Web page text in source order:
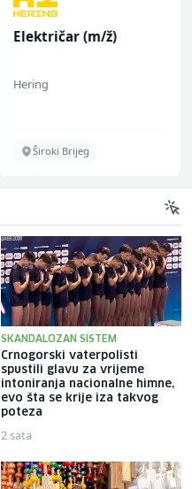
Električar (m/ž)
Hering
Široki Brijeg
SKANDALOZAN SISTEM
Crnogorski vaterpolisti
spustili glavu za vrijeme
intoniranja nacionalne himne,
evo šta se krije iza takvog
poteza
2 sata